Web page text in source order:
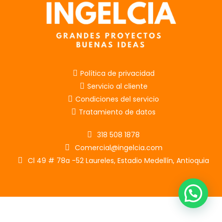
Política de privacidad
Servicio al cliente
Condiciones del servicio
Tratamiento de datos
318 508 1878
Comercial@ingelcia.com
Cl 49 # 78a -52 Laureles, Estadio Medellín, Antioquia